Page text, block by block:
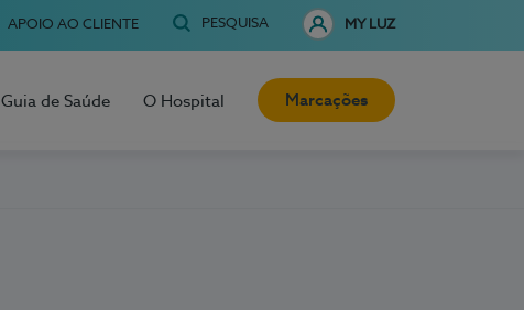
APOIO AO CLIENTE PESQUISA MY LUZ
Guia de Saúde O Hospital Marcações